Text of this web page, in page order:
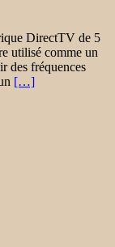
DirectTV de 5
utilisé comme un
des fréquences
[…]